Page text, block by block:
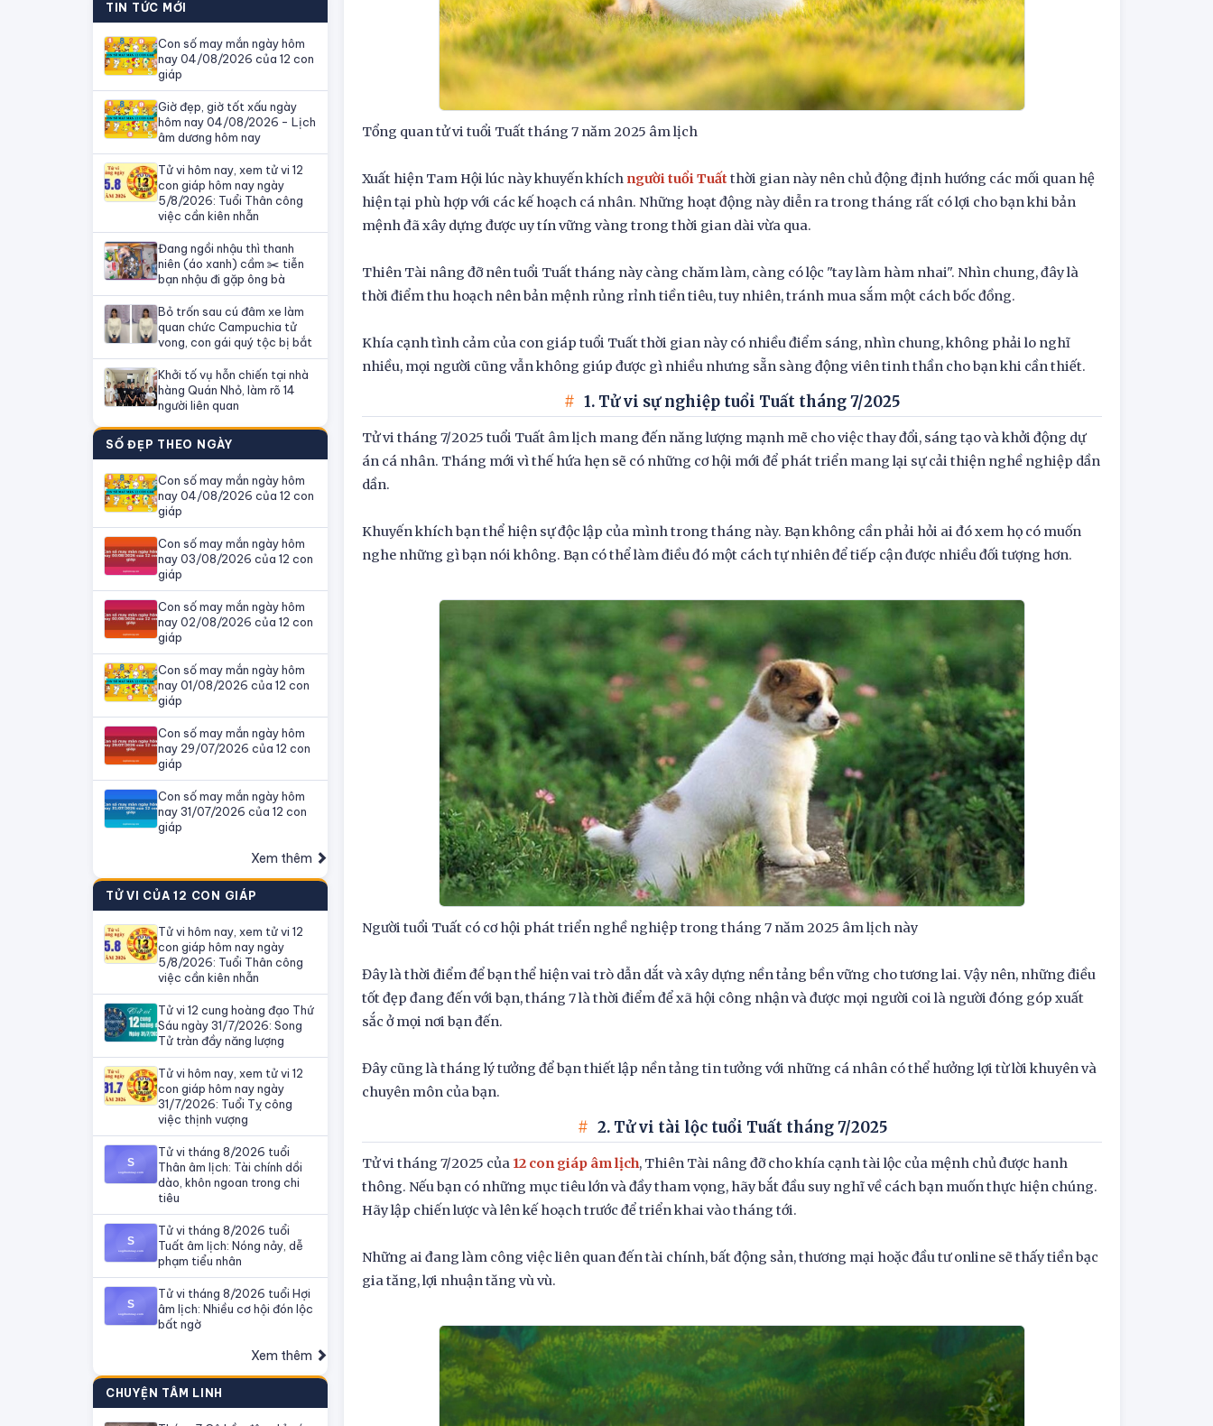
TIN TỨC MỚI
Con số may mắn ngày hôm
nay 04/08/2026 của 12 con
giáp
Giờ đẹp, giờ tốt xấu ngày
hôm nay 04/08/2026 - Lịch
âm dương hôm nay
Tử vi hôm nay, xem tử vi 12
con giáp hôm nay ngày
5/8/2026: Tuổi Thân công
việc cần kiên nhẫn
Đang ngồi nhậu thì thanh
niên (áo xanh) cầm ✂️ tiễn
bạn nhậu đi gặp ông bà
Bỏ trốn sau cú đâm xe làm
quan chức Campuchia tử
vong, con gái quý tộc bị bắt
Khởi tố vụ hỗn chiến tại nhà
hàng Quán Nhỏ, làm rõ 14
người liên quan
SỐ ĐẸP THEO NGÀY
Con số may mắn ngày hôm
nay 04/08/2026 của 12 con
giáp
Con số may mắn ngày hôm
nay 03/08/2026 của 12 con
giáp
Con số may mắn ngày hôm
nay 02/08/2026 của 12 con
giáp
Con số may mắn ngày hôm
nay 01/08/2026 của 12 con
giáp
Con số may mắn ngày hôm
nay 29/07/2026 của 12 con
giáp
Con số may mắn ngày hôm
nay 31/07/2026 của 12 con
giáp
Xem thêm
TỬ VI CỦA 12 CON GIÁP
Tử vi hôm nay, xem tử vi 12
con giáp hôm nay ngày
5/8/2026: Tuổi Thân công
việc cần kiên nhẫn
Tử vi 12 cung hoàng đạo Thứ
Sáu ngày 31/7/2026: Song
Tử tràn đầy năng lượng
Tử vi hôm nay, xem tử vi 12
con giáp hôm nay ngày
31/7/2026: Tuổi Tỵ công
việc thịnh vượng
Tử vi tháng 8/2026 tuổi
Thân âm lịch: Tài chính dồi
dào, khôn ngoan trong chi
tiêu
Tử vi tháng 8/2026 tuổi
Tuất âm lịch: Nóng nảy, dễ
phạm tiểu nhân
Tử vi tháng 8/2026 tuổi Hợi
âm lịch: Nhiều cơ hội đón lộc
bất ngờ
Xem thêm
CHUYỆN TÂM LINH
Tổng quan tử vi tuổi Tuất tháng 7 năm 2025 âm lịch
Xuất hiện Tam Hội lúc này khuyến khích người tuổi Tuất thời gian này nên chủ động định hướng các mối quan hệ
hiện tại phù hợp với các kế hoạch cá nhân. Những hoạt động này diễn ra trong tháng rất có lợi cho bạn khi bản
mệnh đã xây dựng được uy tín vững vàng trong thời gian dài vừa qua.
Thiên Tài nâng đỡ nên tuổi Tuất tháng này càng chăm làm, càng có lộc "tay làm hàm nhai". Nhìn chung, đây là
thời điểm thu hoạch nên bản mệnh rủng rỉnh tiền tiêu, tuy nhiên, tránh mua sắm một cách bốc đồng.
Khía cạnh tình cảm của con giáp tuổi Tuất thời gian này có nhiều điểm sáng, nhìn chung, không phải lo nghĩ
nhiều, mọi người cũng vẫn không giúp được gì nhiều nhưng sẵn sàng động viên tinh thần cho bạn khi cần thiết.
1. Tử vi sự nghiệp tuổi Tuất tháng 7/2025
Tử vi tháng 7/2025 tuổi Tuất âm lịch mang đến năng lượng mạnh mẽ cho việc thay đổi, sáng tạo và khởi động dự
án cá nhân. Tháng mới vì thế hứa hẹn sẽ có những cơ hội mới để phát triển mang lại sự cải thiện nghề nghiệp dần
dần.
Khuyến khích bạn thể hiện sự độc lập của mình trong tháng này. Bạn không cần phải hỏi ai đó xem họ có muốn
nghe những gì bạn nói không. Bạn có thể làm điều đó một cách tự nhiên để tiếp cận được nhiều đối tượng hơn.
Người tuổi Tuất có cơ hội phát triển nghề nghiệp trong tháng 7 năm 2025 âm lịch này
Đây là thời điểm để bạn thể hiện vai trò dẫn dắt và xây dựng nền tảng bền vững cho tương lai. Vậy nên, những điều
tốt đẹp đang đến với bạn, tháng 7 là thời điểm để xã hội công nhận và được mọi người coi là người đóng góp xuất
sắc ở mọi nơi bạn đến.
Đây cũng là tháng lý tưởng để bạn thiết lập nền tảng tin tưởng với những cá nhân có thể hưởng lợi từ lời khuyên và
chuyên môn của bạn.
2. Tử vi tài lộc tuổi Tuất tháng 7/2025
Tử vi tháng 7/2025 của 12 con giáp âm lịch, Thiên Tài nâng đỡ cho khía cạnh tài lộc của mệnh chủ được hanh
thông. Nếu bạn có những mục tiêu lớn và đầy tham vọng, hãy bắt đầu suy nghĩ về cách bạn muốn thực hiện chúng.
Hãy lập chiến lược và lên kế hoạch trước để triển khai vào tháng tới.
Những ai đang làm công việc liên quan đến tài chính, bất động sản, thương mại hoặc đầu tư online sẽ thấy tiền bạc
gia tăng, lợi nhuận tăng vù vù.